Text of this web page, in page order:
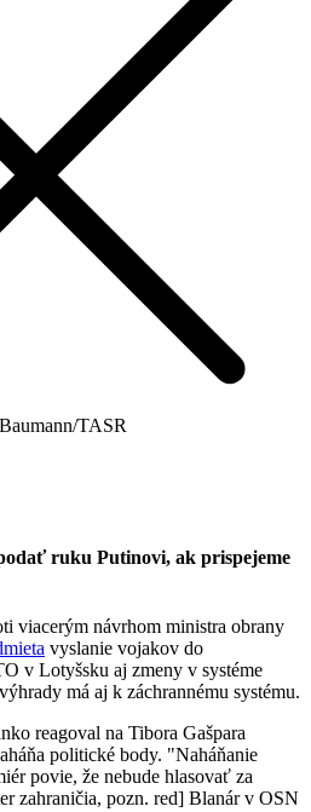
TASR
ruku Putinovi, ak prispejeme
viacerým návrhom ministra obrany
vyslanie vojakov do
v Lotyšsku aj zmeny v systéme
má aj k záchrannému systému.
reagoval na Tibora Gašpara
politické body. "Naháňanie
povie, že nebude hlasovať za
zahraničia, pozn. red] Blanár v OSN